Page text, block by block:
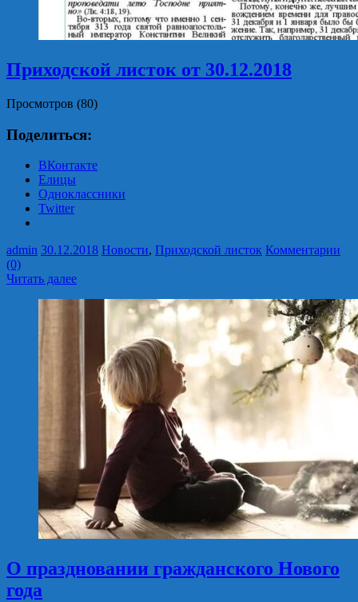
Приходской листок от 30.12.2018
Просмотров (80)
Поделиться:
ВКонтакте
Елицы
Одноклассники
Twitter
admin 30.12.2018 Новости, Приходской листок Комментарии
(0)
Читать далее
О праздновании гражданского Нового
года